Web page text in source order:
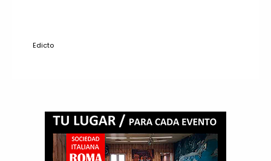
Edicto